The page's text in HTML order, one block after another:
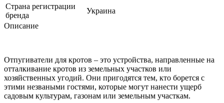
Страна регистрации
бренда
Украина
Описание
Отпугиватели для кротов – это устройства, направленные на
отталкивание кротов из земельных участков или
хозяйственных угодий. Они пригодятся тем, кто борется с
этими незваными гостями, которые могут нанести ущерб
садовым культурам, газонам или земельным участкам.